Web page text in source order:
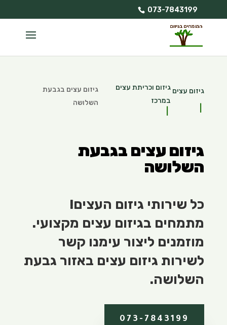
073-7843199
גיזום עצים גיזום וכריתת עצים
במרכז
גיזום עצים בגבעת
השלושה
גיזום עצים בגבעת
השלושה
כל שירותי גיזום העצים!
מתמחים בגיזום עצים מקצועי.
מוזמנים ליצור עימנו קשר
לשירות גיזום עצים באזור גבעת
השלושה.
073-7843199